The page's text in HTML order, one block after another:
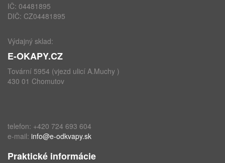
IČ: 04481895
DIČ: CZ04481895
Výdajný sklad:
E-OKAPY.CZ
Tovární 5954 (vjezd ulicí A.Muchy )
430 01 Chomutov
telefon: +420 724 693 604
e-mail: info@e-odkvapy.sk
Praktické informácie